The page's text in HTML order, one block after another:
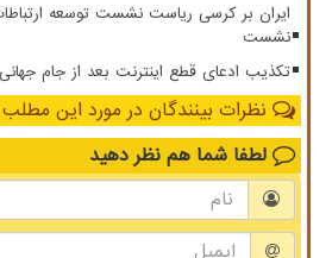
ایران بر کرسی ریاست نشست توسعه
نشست
تکذیب ادعای قطع اینترنت بعد از جام جهانی
نظرات بینندگان در مورد این مطلب
لطفا شما هم نظر دهید